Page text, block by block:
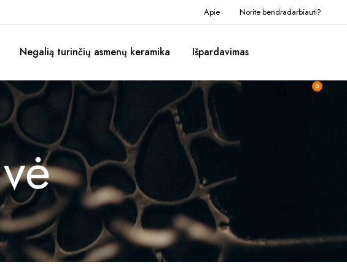
Apie Norite bendradarbiauti?
Negalią turinčių asmenų keramika Išpardavimas
0